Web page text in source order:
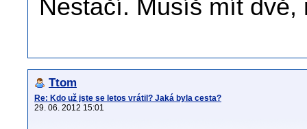
Nestačí. Musíš mít dvě,
Ttom
Re: Kdo už jste se letos vrátil? Jaká byla cesta?
29. 06. 2012 15:01